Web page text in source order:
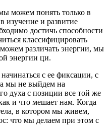
можем понять только в
изучение и развитие
достичь способности
классифицировать
различать энергии, мы
энергии ци.
с ее фиксации, с
мы не выйдем на
духа с позиции все той же
и что мешает нам. Когда
в котором мы живем,
что мы делаем при этом с